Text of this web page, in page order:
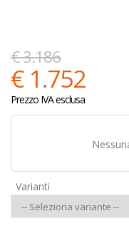
€ 3.186
€ 1.752
Prezzo IVA esclusa
Varianti